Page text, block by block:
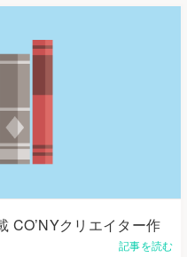
CO’NYクリエイター作
記事を読む